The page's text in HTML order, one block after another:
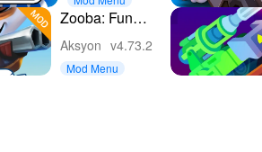
Zooba: Fun
Battle Royale
Games
Aksyon v4.73.2
Mod Menu